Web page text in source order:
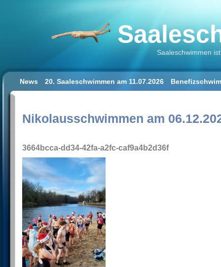
Saaleschwimmen
News 20. Saaleschwimmen am 11.07.2026
Nikolausschwimmen am
3664bcca-dd34-42fa-a2fc-caf9a4b2d36f